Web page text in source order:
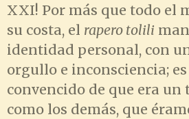
XXI! Por más que todo el
su costa, el rapero tolili
identidad personal, con
orgullo e inconsciencia; es
convencido de que era un
como los demás, que